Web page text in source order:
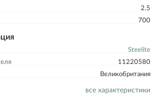
2.5
700
Steelite
11220580
Великобритания
все характеристики